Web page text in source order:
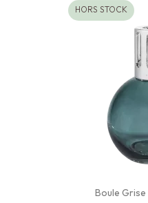
Boule Grise
HORS STOCK